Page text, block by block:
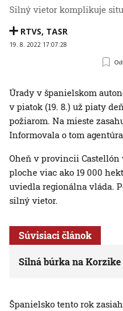
Silný vietor komplikuje
RTVS, TASR
19. 8. 2022 17:07:28
Úrady v španielskom
v piatok (19. 8.) už piaty
požiarom. Na mieste
Informovala o tom
Oheň v provincii Castellón
ploche viac ako 19 000
uviedla regionálna vláda.
silný vietor.
Súvisiaci článok
Silná búrka na
Španielsko tento rok